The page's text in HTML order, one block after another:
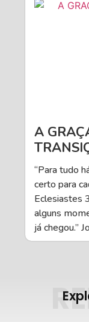
A
“Para tudo
certo para
Eclesiastes
alguns
já chegou.”